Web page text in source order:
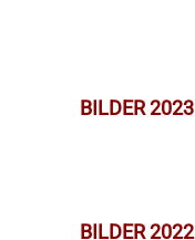
BILDER 2023
BILDER 2022